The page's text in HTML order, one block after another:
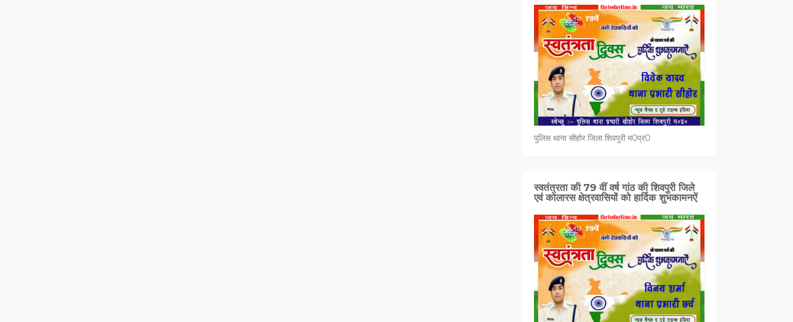
पुलिस थाना सीहोर जिला शिवपुरी म0प्र0
स्वतंत्रता की 79 वीं वर्ष गांठ की शिवपुरी जिले
एवं कोलारस क्षेत्रवासियों को हार्दिक शुभकामनऐं